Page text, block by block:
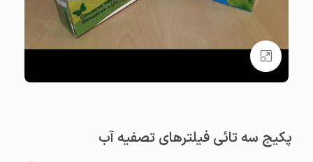
بزرگنمایی تصویر
پکیج سه تائی فیلترهای تصفیه آب